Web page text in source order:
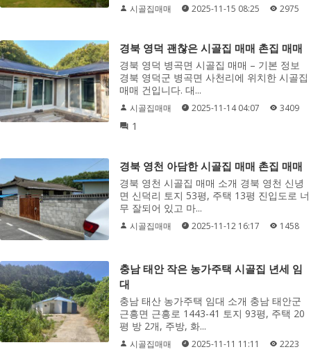
시골집매매 2025-11-15 08:25 2975
경북 영덕 괜찮은 시골집 매매 촌집 매매
경북 영덕 병곡면 시골집 매매 – 기본 정보
경북 영덕군 병곡면 사천리에 위치한 시골집
매매 건입니다. 대...
시골집매매 2025-11-14 04:07 3409
1
경북 영천 아담한 시골집 매매 촌집 매매
경북 영천 시골집 매매 소개 경북 영천 신녕
면 신덕리 토지 53평, 주택 13평 진입도로 너
무 잘되어 있고 마...
시골집매매 2025-11-12 16:17 1458
충남 태안 작은 농가주택 시골집 년세 임
대
충남 태산 농가주택 임대 소개 충남 태안군
근흥면 근흥로 1443-41 토지 93평, 주택 20
평 방 2개, 주방, 화...
시골집매매 2025-11-11 11:11 2223